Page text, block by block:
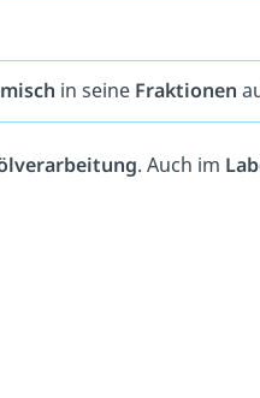
in seine Fraktionen
. Auch im